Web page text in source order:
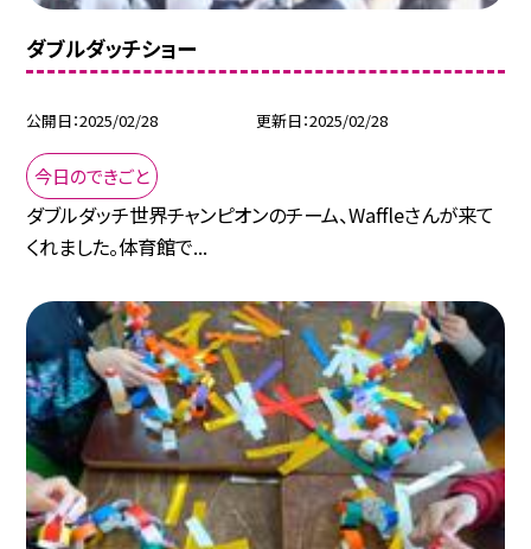
ダブルダッチショー
公開日 2025/02/28 更新日 2025/02/28
今日のできごと
ダブルダッチ世界チャンピオンのチーム、Waffleさんが来て
くれました。体育館で...